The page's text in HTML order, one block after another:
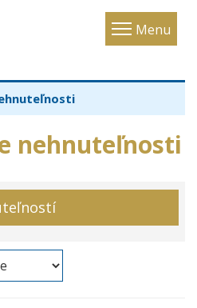
Menu
Toggle
nehnuteľnosti